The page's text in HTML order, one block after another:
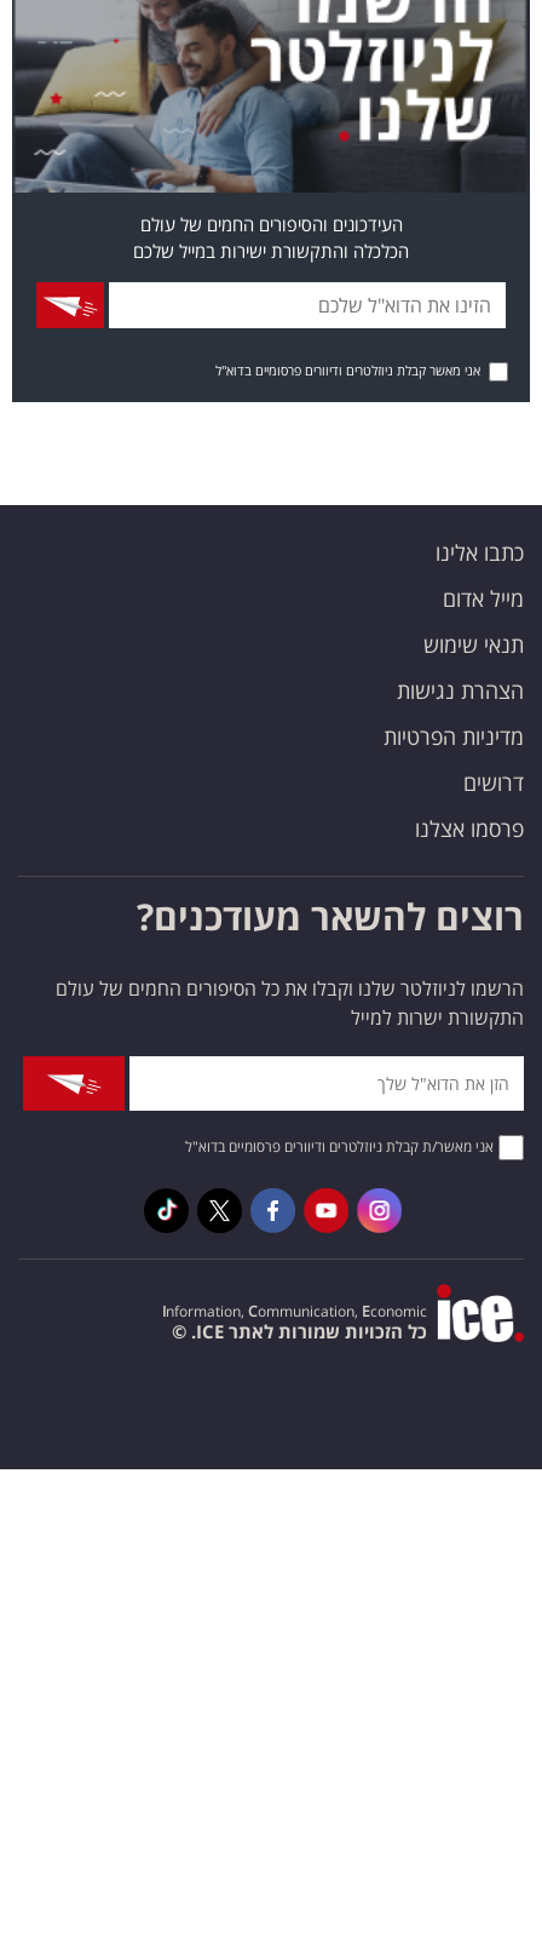
העידכונים והסיפורים החמים של עולם
הכלכלה והתקשורת ישירות במייל שלכם
אני מאשר קבלת ניוזלטרים ודיוורים פרסומיים בדוא"ל
כתבו אלינו
מייל אדום
תנאי שימוש
הצהרת נגישות
מדיניות הפרטיות
דרושים
פרסמו אצלנו
רוצים להשאר מעודכנים?
הרשמו לניוזלטר שלנו וקבלו את כל הסיפורים החמים של עולם
התקשורת ישרות למייל
אני מאשר/ת קבלת ניוזלטרים ודיוורים פרסומיים בדוא"ל
Information, Communication, Economic
כל הזכויות שמורות לאתר ICE. ©